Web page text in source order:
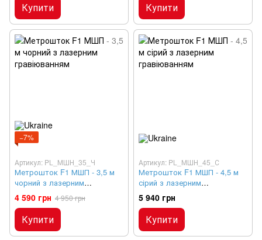
Купити Купити
−7%
Артикул: PL_МШН_35_Ч
Метрошток F1 МШП - 3,5 м
чорний з лазерним
гравіюванням
4 590 грн 4 950 грн
Купити
Артикул: PL_МШН_45_С
Метрошток F1 МШП - 4,5 м
сірий з лазерним
гравіюванням
5 940 грн
Купити